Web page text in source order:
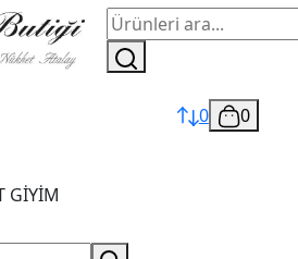
0 0
GİYİM